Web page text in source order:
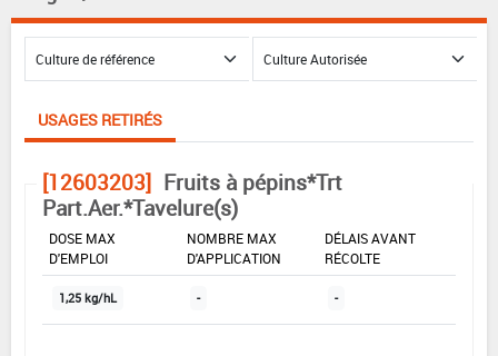
USAGES RETIRÉS
[12603203] Fruits à pépins*Trt
Part.Aer.*Tavelure(s)
DOSE MAX
D'EMPLOI
NOMBRE MAX
D'APPLICATION
DÉLAIS AVANT
RÉCOLTE
1,25 kg/hL - -